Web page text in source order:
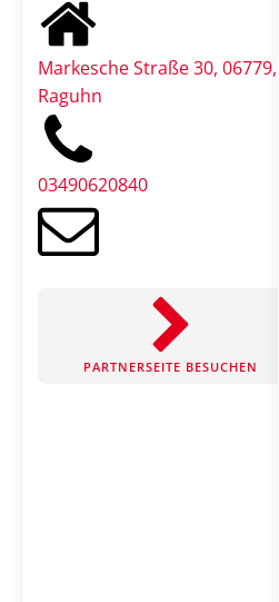
Markesche Straße 30, 06779,
Raguhn
03490620840
PARTNERSEITE BESUCHEN